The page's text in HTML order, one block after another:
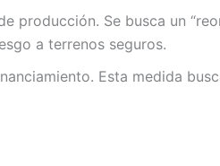
producción. Se busca un
a terrenos seguros.
Esta medida